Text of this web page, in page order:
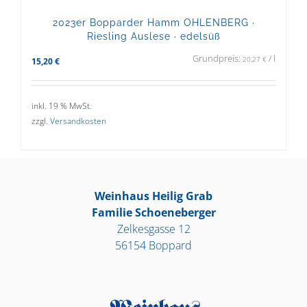
2023er Bopparder Hamm OHLENBERG ·
Riesling Auslese · edelsüß
15,20 € Grundpreis: 20,27 € / l
inkl. 19 % MwSt.
zzgl. Versandkosten
Weinhaus Heilig Grab
Familie Schoeneberger
Zelkesgasse 12
56154 Boppard